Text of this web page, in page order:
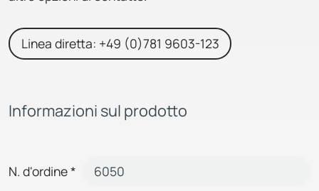
Linea diretta: +49 (0)781 9603-123
Informazioni sul prodotto
N. d'ordine*